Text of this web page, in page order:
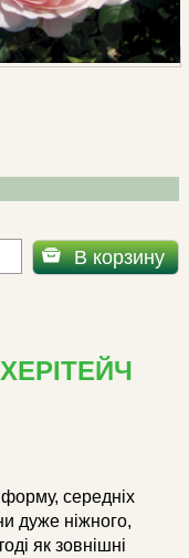
В корзину
середніх
дуже ніжного,
як зовнішні